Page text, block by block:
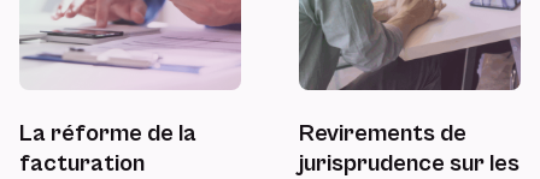
La réforme de la
facturation
Revirements de
jurisprudence sur les